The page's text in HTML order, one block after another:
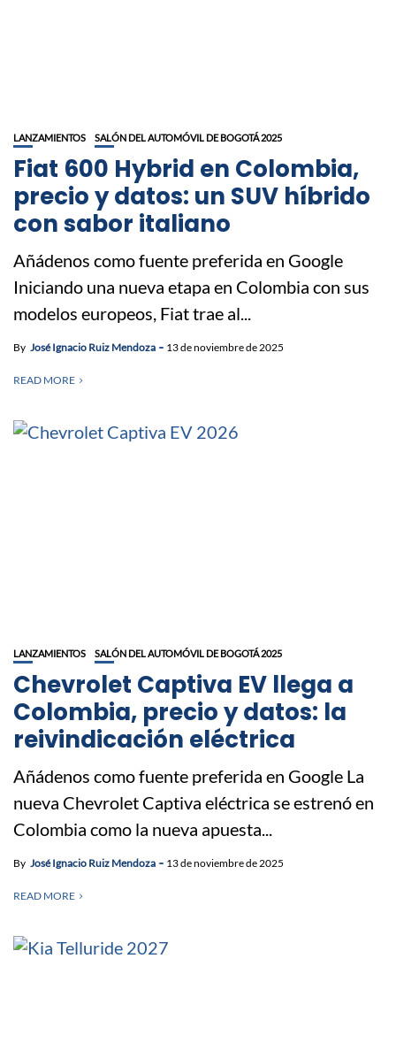
LANZAMIENTOS SALÓN DEL AUTOMÓVIL DE BOGOTÁ 2025
Fiat 600 Hybrid en Colombia,
precio y datos: un SUV híbrido
con sabor italiano
Añádenos como fuente preferida en Google
Iniciando una nueva etapa en Colombia con sus
modelos europeos, Fiat trae al...
By José Ignacio Ruiz Mendoza 13 de noviembre de 2025
READ MORE
LANZAMIENTOS SALÓN DEL AUTOMÓVIL DE BOGOTÁ 2025
Chevrolet Captiva EV llega a
Colombia, precio y datos: la
reivindicación eléctrica
Añádenos como fuente preferida en Google La
nueva Chevrolet Captiva eléctrica se estrenó en
Colombia como la nueva apuesta...
By José Ignacio Ruiz Mendoza 13 de noviembre de 2025
READ MORE